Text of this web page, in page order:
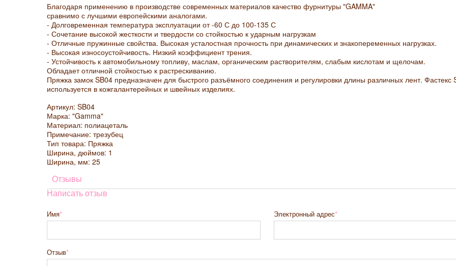
Благодаря применению в производстве современных материалов качество фурнитуры "GAMMA"
сравнимо с лучшими европейскими аналогами.
- Долговременная температура эксплуатации от -60 С до 100-135 С
- Сочетание высокой жесткости и твердости со стойкостью к ударным нагрузкам
- Отличные пружинные свойства. Высокая усталостная прочность при динамических и знакопеременных нагрузках.
- Высокая износоустойчивость. Низкий коэффициент трения.
- Устойчивость к автомобильному топливу, маслам, органическим растворителям, слабым кислотам и щелочам.
Обладает отличной стойкостью к растрескиванию.
Пряжка замок SB04 предназначен для быстрого разъёмного соединения и регулировки длины различных лент. Фастекс
используется в кожгалантерейных и швейных изделиях.
Артикул: SB04
Марка: "Gamma"
Материал: полиацеталь
Примечание: трезубец
Тип товара: Пряжка
Ширина, дюймов: 1
Ширина, мм: 25
Отзывы
Написать отзыв
Имя Электронный адрес
Отзыв